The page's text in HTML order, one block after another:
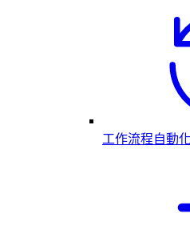
工作流程自動